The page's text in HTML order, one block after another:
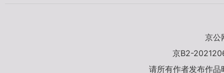
京公
京B2-
请所有作者发布作